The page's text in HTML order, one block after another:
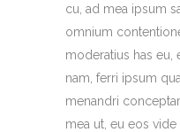
cu, ad mea ipsum
omnium
moderatius has eu,
nam, ferri ipsum
menandri
mea ut, eu eos